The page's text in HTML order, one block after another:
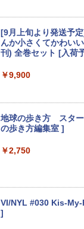
5 第8世代 メモリ
Bカメラ 無線 Wi-Fi
キーボード付属 サー
ノートパソコン
￥39,800
【★最大100%ポイン
2026】【Office 2024
ラ×テンキー】富士
Core i5-10210U/メモ
B/SSD:256GB/
￥36,800
要 液晶モニター ディ
￥16,800
インホワイト]//【パ
￥17,160
Core i5 8400T/
B M.2 NVMe
ice 無線LAN 中古パソ
フィリップス（ディ
HDMI、D-Sub/スピー
【IPSパネル/フレー
1FHD 27型
スト モニター ディス
ィスプレイ PS3 PS4
[9月上旬より発送予
んか小さくてかわい
刊) 全巻セット [入荷
￥9,900
地球の歩き方 スタ
の歩き方編集室 ]
￥2,750
VI/NYL #030 Kis-
]